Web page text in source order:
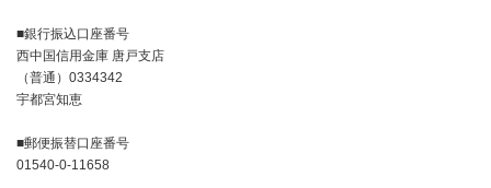
■銀行振込口座番号
西中国信用金庫 唐戸支店
（普通）0334342
宇都宮知恵
■郵便振替口座番号
01540-0-11658